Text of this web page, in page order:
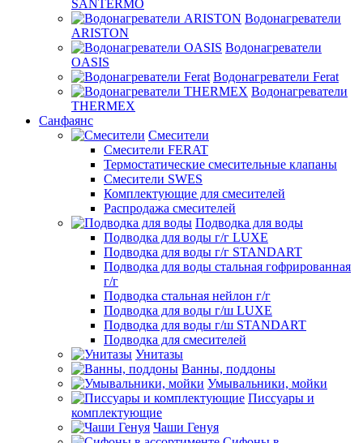
SANTERMO
Водонагреватели
ARISTON
Водонагреватели
OASIS
Водонагреватели Ferat
Водонагреватели
THERMEX
Санфаянс
Смесители
Смесители FERAT
Термостатические смесительные клапаны
Смесители SWES
Комплектующие для смесителей
Распродажа смесителей
Подводка для воды
Подводка для воды г/г LUXE
Подводка для воды г/г STANDART
Подводка для воды стальная гофрированная
г/г
Подводка стальная нейлон г/г
Подводка для воды г/ш LUXE
Подводка для воды г/ш STANDART
Подводка для смесителей
Унитазы
Ванны, поддоны
Умывальники, мойки
Писсуары и
комплектующие
Чаши Генуя